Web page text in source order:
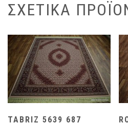
ΣΧΕΤΙΚΆ
TABRIZ 5639 687